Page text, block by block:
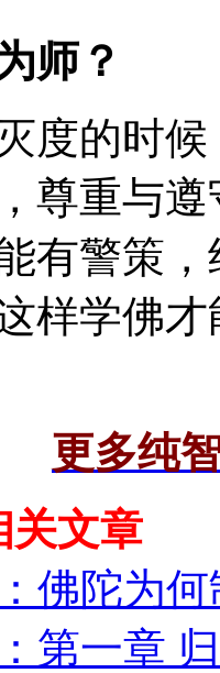
师？
度的时
尊重与
有警策
样学佛
更多纯
关文章
佛陀为
第一章